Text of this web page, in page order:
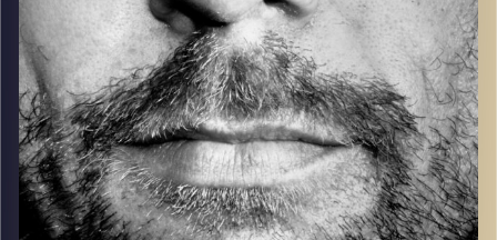
קרדיט תמונות: David Goehring